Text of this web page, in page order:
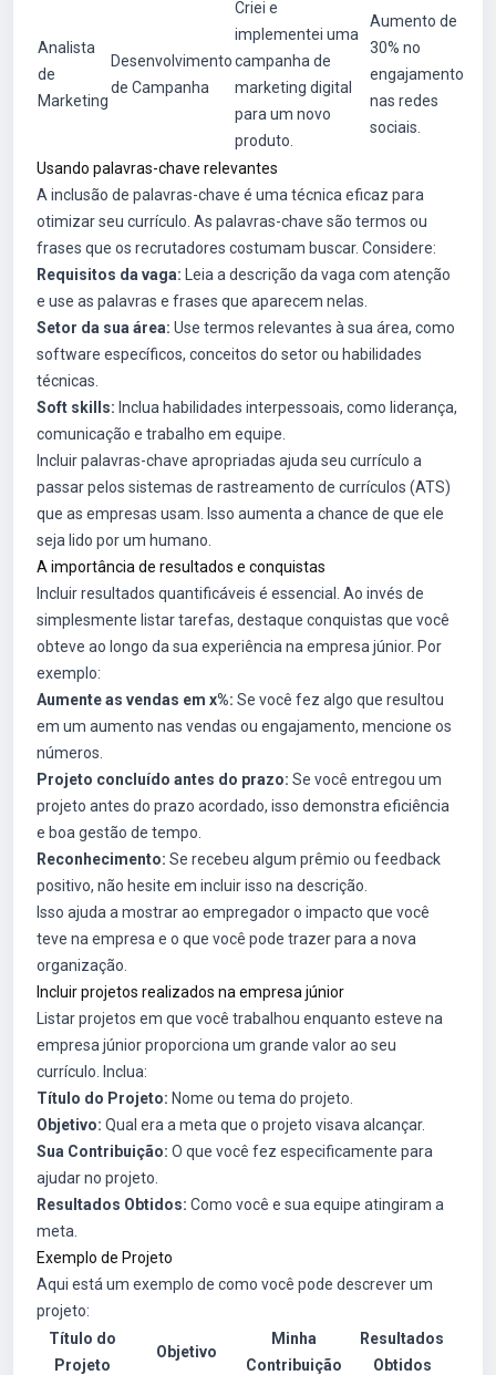
Analista
de
Marketing
Desenvolvimento
de Campanha
Criei e
implementei uma
campanha de
marketing digital
para um novo
produto.
Aumento de
30% no
engajamento
nas redes
sociais.
Usando palavras-chave relevantes
A inclusão de palavras-chave é uma técnica eficaz para
otimizar seu currículo. As palavras-chave são termos ou
frases que os recrutadores costumam buscar. Considere:
Requisitos da vaga: Leia a descrição da vaga com atenção
e use as palavras e frases que aparecem nelas.
Setor da sua área: Use termos relevantes à sua área, como
software específicos, conceitos do setor ou habilidades
técnicas.
Soft skills: Inclua habilidades interpessoais, como liderança,
comunicação e trabalho em equipe.
Incluir palavras-chave apropriadas ajuda seu currículo a
passar pelos sistemas de rastreamento de currículos (ATS)
que as empresas usam. Isso aumenta a chance de que ele
seja lido por um humano.
A importância de resultados e conquistas
Incluir resultados quantificáveis é essencial. Ao invés de
simplesmente listar tarefas, destaque conquistas que você
obteve ao longo da sua experiência na empresa júnior. Por
exemplo:
Aumente as vendas em x%: Se você fez algo que resultou
em um aumento nas vendas ou engajamento, mencione os
números.
Projeto concluído antes do prazo: Se você entregou um
projeto antes do prazo acordado, isso demonstra eficiência
e boa gestão de tempo.
Reconhecimento: Se recebeu algum prêmio ou feedback
positivo, não hesite em incluir isso na descrição.
Isso ajuda a mostrar ao empregador o impacto que você
teve na empresa e o que você pode trazer para a nova
organização.
Incluir projetos realizados na empresa júnior
Listar projetos em que você trabalhou enquanto esteve na
empresa júnior proporciona um grande valor ao seu
currículo. Inclua:
Título do Projeto: Nome ou tema do projeto.
Objetivo: Qual era a meta que o projeto visava alcançar.
Sua Contribuição: O que você fez especificamente para
ajudar no projeto.
Resultados Obtidos: Como você e sua equipe atingiram a
meta.
Exemplo de Projeto
Aqui está um exemplo de como você pode descrever um
projeto:
Título do
Projeto
Objetivo
Minha
Contribuição
Resultados
Obtidos